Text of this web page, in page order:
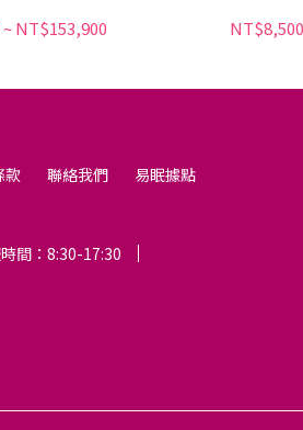
~NT$153,900
NT$8,500
款 聯絡我們 易眠據點
間：8:30-17:30